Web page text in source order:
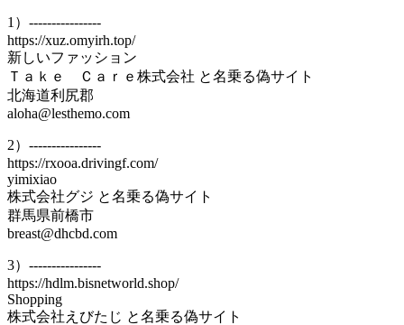
1）----------------
https://xuz.omyirh.top/
新しいファッション
Ｔａｋｅ Ｃａｒｅ株式会社 と名乗る偽サイト
北海道利尻郡
aloha@lesthemo.com
2）----------------
https://rxooa.drivingf.com/
yimixiao
株式会社グジ と名乗る偽サイト
群馬県前橋市
breast@dhcbd.com
3）----------------
https://hdlm.bisnetworld.shop/
Shopping
株式会社えびたじ と名乗る偽サイト